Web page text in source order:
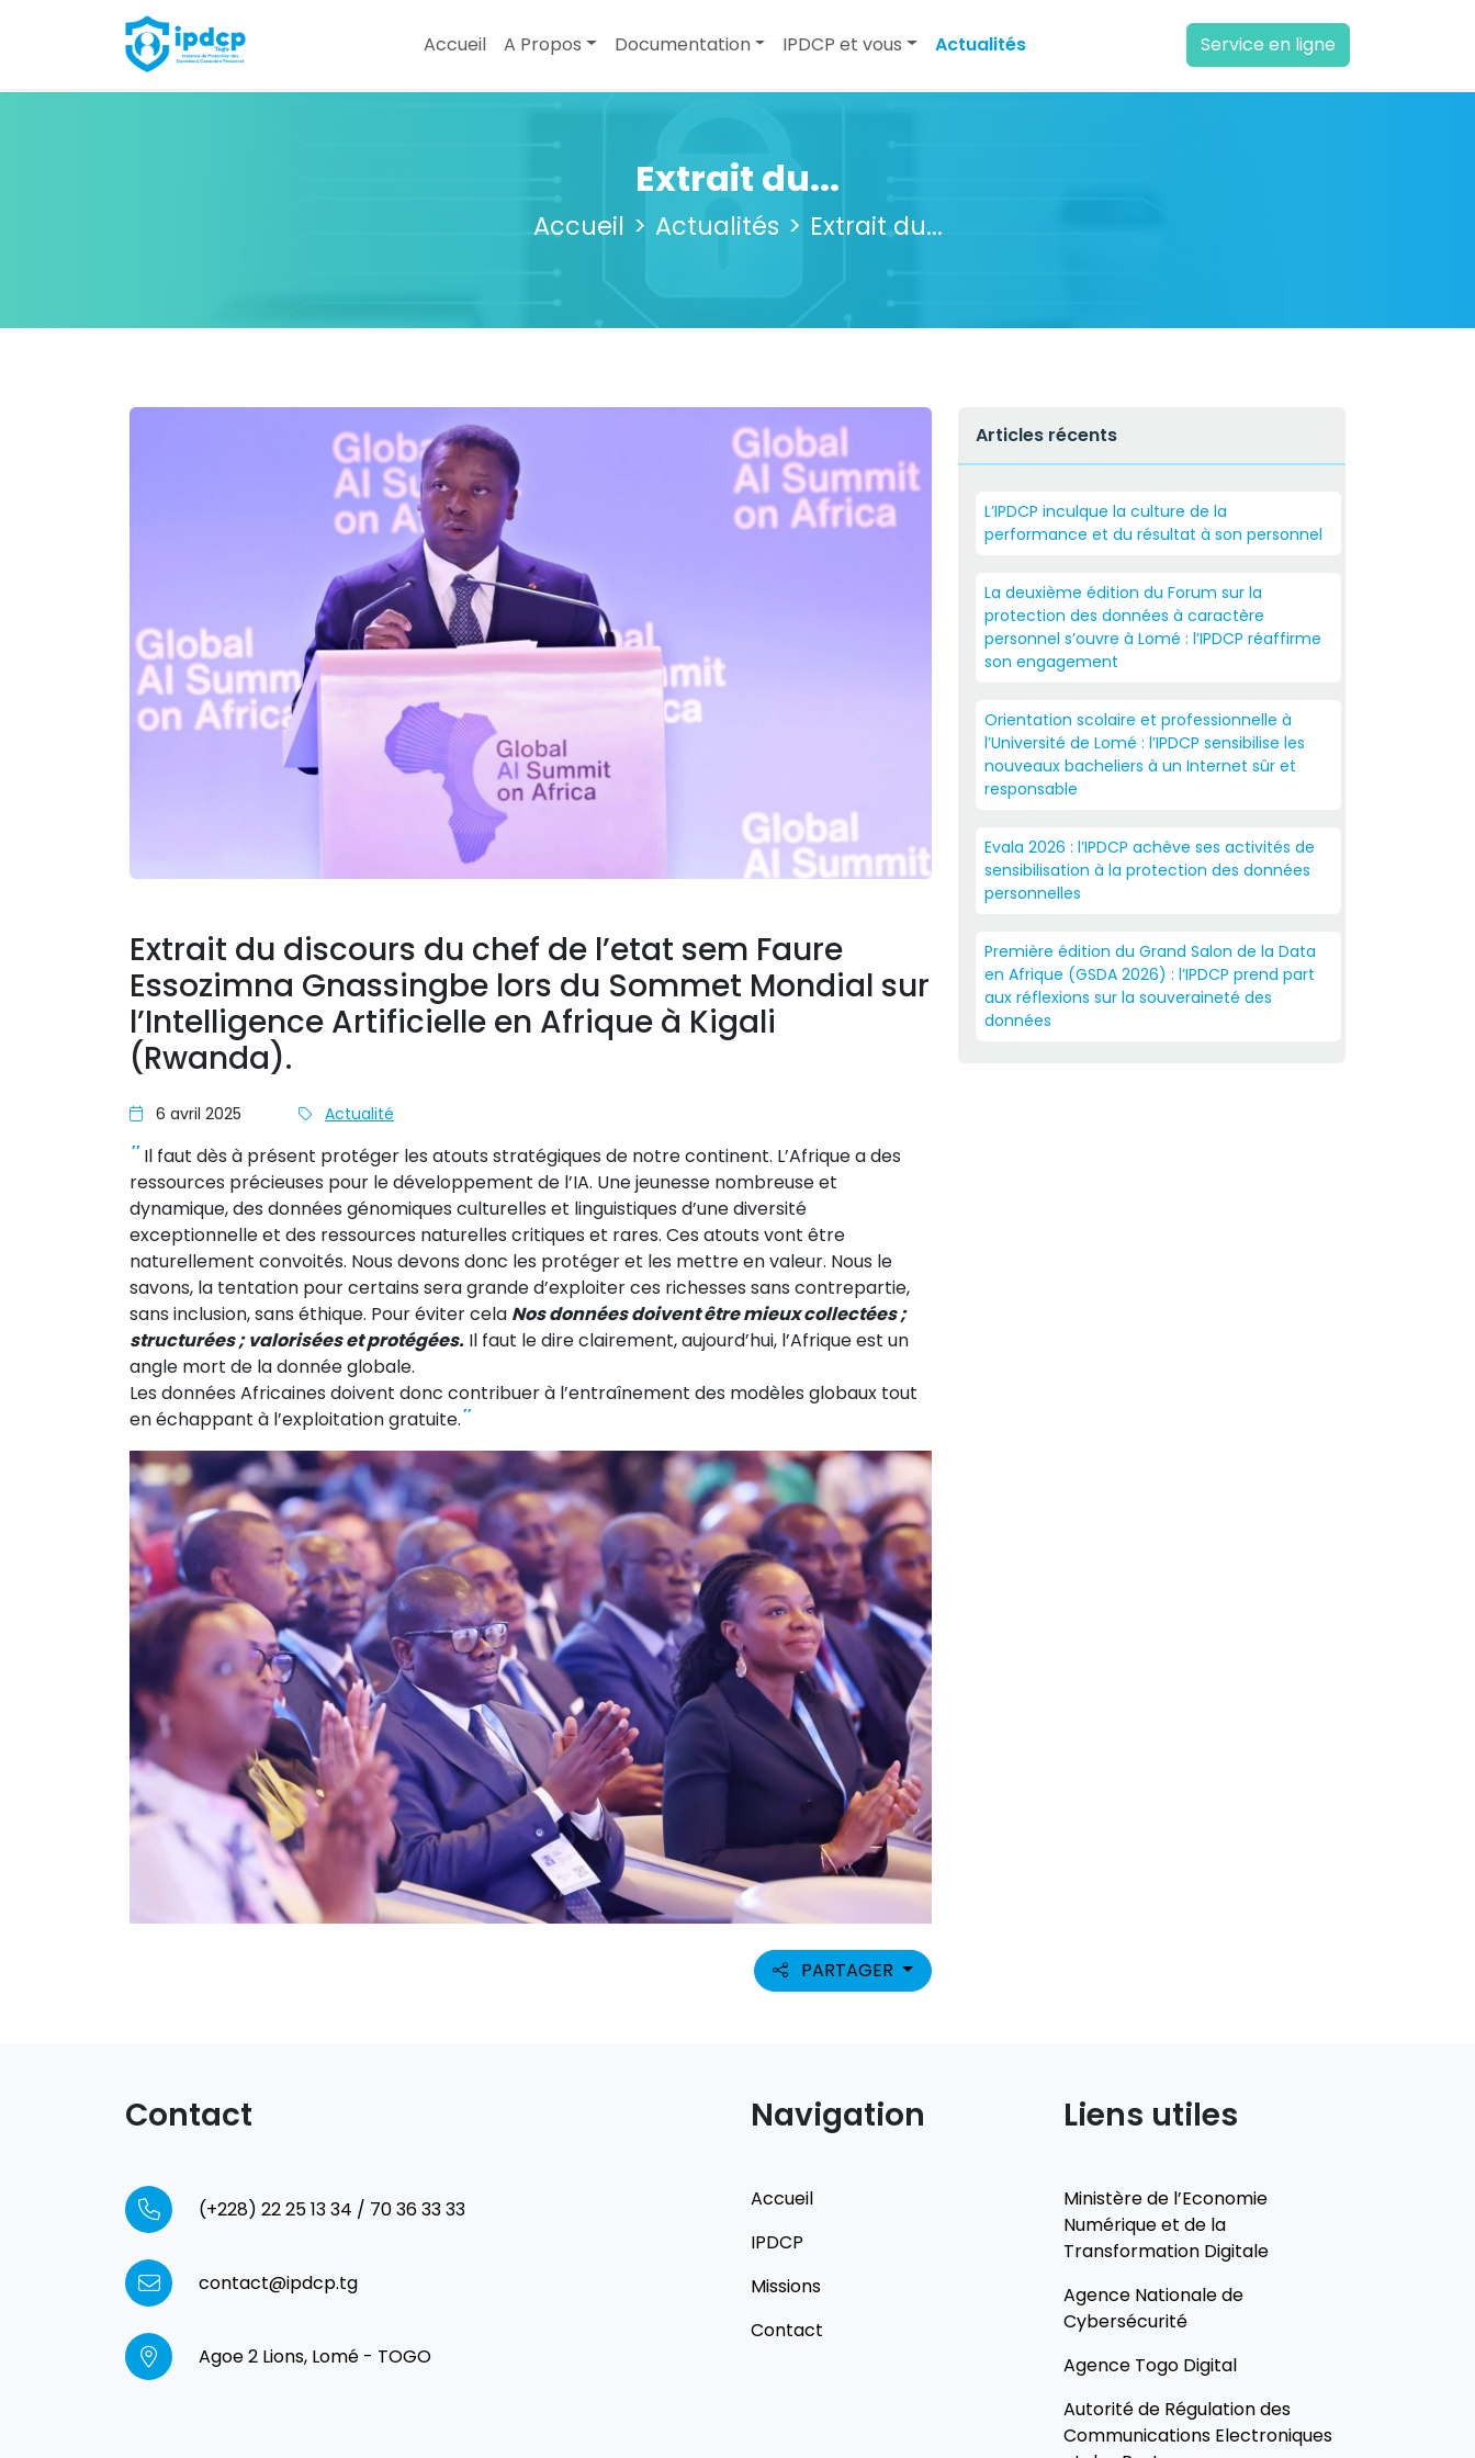
IPDCP Accueil A Propos Documentation IPDCP et vous Actualités Service en ligne
Extrait du...
Accueil Actualités Extrait du...
Extrait du discours du chef de l’etat sem Faure
Essozimna Gnassingbe lors du Sommet Mondial sur
l’Intelligence Artificielle en Afrique à Kigali
(Rwanda).
6 avril 2025 Actualité
’’ Il faut dès à présent protéger les atouts stratégiques de notre continent. L’Afrique a des
ressources précieuses pour le développement de l’IA. Une jeunesse nombreuse et
dynamique, des données génomiques culturelles et linguistiques d’une diversité
exceptionnelle et des ressources naturelles critiques et rares. Ces atouts vont être
naturellement convoités. Nous devons donc les protéger et les mettre en valeur. Nous le
savons, la tentation pour certains sera grande d’exploiter ces richesses sans contrepartie,
sans inclusion, sans éthique. Pour éviter cela Nos données doivent être mieux collectées ;
structurées ; valorisées et protégées. Il faut le dire clairement, aujourd’hui, l’Afrique est un
angle mort de la donnée globale.
Les données Africaines doivent donc contribuer à l’entraînement des modèles globaux tout
en échappant à l’exploitation gratuite.’’
PARTAGER
Articles récents
L’IPDCP inculque la culture de la
performance et du résultat à son personnel
La deuxième édition du Forum sur la
protection des données à caractère
personnel s’ouvre à Lomé : l’IPDCP réaffirme
son engagement
Orientation scolaire et professionnelle à
l’Université de Lomé : l’IPDCP sensibilise les
nouveaux bacheliers à un Internet sûr et
responsable
Evala 2026 : l’IPDCP achève ses activités de
sensibilisation à la protection des données
personnelles
Première édition du Grand Salon de la Data
en Afrique (GSDA 2026) : l’IPDCP prend part
aux réflexions sur la souveraineté des
données
Contact
(+228) 22 25 13 34 / 70 36 33 33
contact@ipdcp.tg
Agoe 2 Lions, Lomé - TOGO
Navigation
Accueil
IPDCP
Missions
Contact
Liens utiles
Ministère de l’Economie
Numérique et de la
Transformation Digitale
Agence Nationale de
Cybersécurité
Agence Togo Digital
Autorité de Régulation des
Communications Electroniques